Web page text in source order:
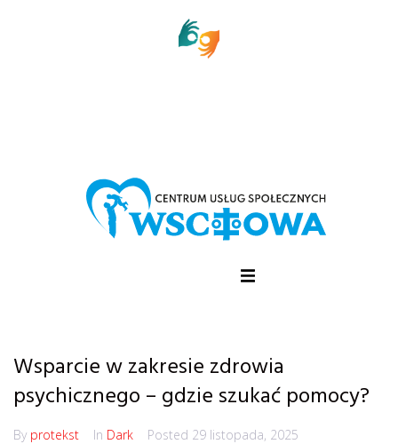
Wsparcie w zakresie zdrowia
psychicznego – gdzie szukać pomocy?
By protekst In Dark Posted 29 listopada, 2025